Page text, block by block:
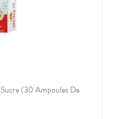
(30 Ampoules De